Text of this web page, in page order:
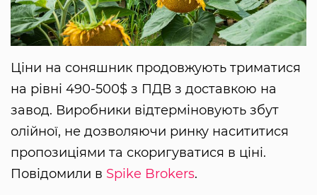
Ціни на соняшник продовжують триматися
на рівні 490-500$ з ПДВ з доставкою на
завод. Виробники відтерміновують збут
олійної, не дозволяючи ринку насититися
пропозиціями та скоригуватися в ціні.
Повідомили в Spike Brokers.